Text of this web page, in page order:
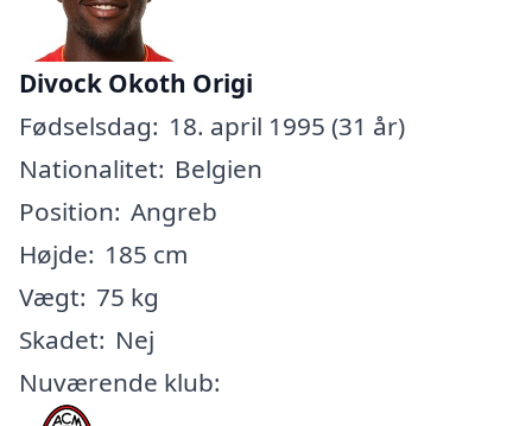
Divock Okoth Origi
Fødselsdag: 18. april 1995 (31 år)
Nationalitet: Belgien
Position: Angreb
Højde: 185 cm
Vægt: 75 kg
Skadet: Nej
Nuværende klub: